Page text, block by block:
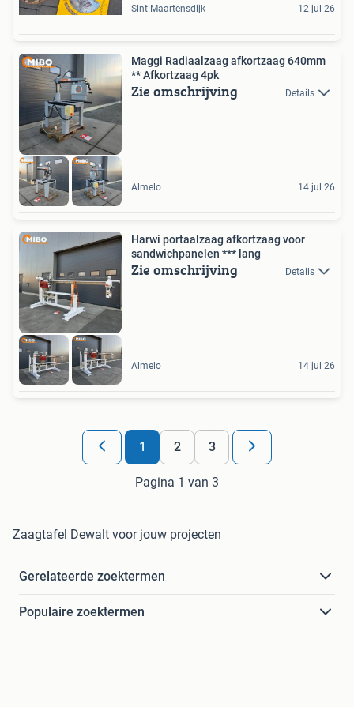
Sint-Maartensdijk 12 jul 26
Maggi Radiaalzaag afkortzaag 640mm
** Afkortzaag 4pk
Zie omschrijving Details
Almelo 14 jul 26
Harwi portaalzaag afkortzaag voor
sandwichpanelen *** lang
Zie omschrijving Details
Almelo 14 jul 26
1 2 3
Pagina 1 van 3
Zaagtafel Dewalt voor jouw projecten
Gerelateerde zoektermen
Populaire zoektermen